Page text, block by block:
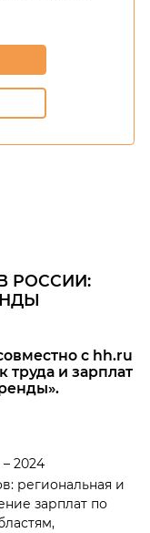
РОССИИ:
с hh.ru
труда и зарплат
2024
региональная и
зарплат по